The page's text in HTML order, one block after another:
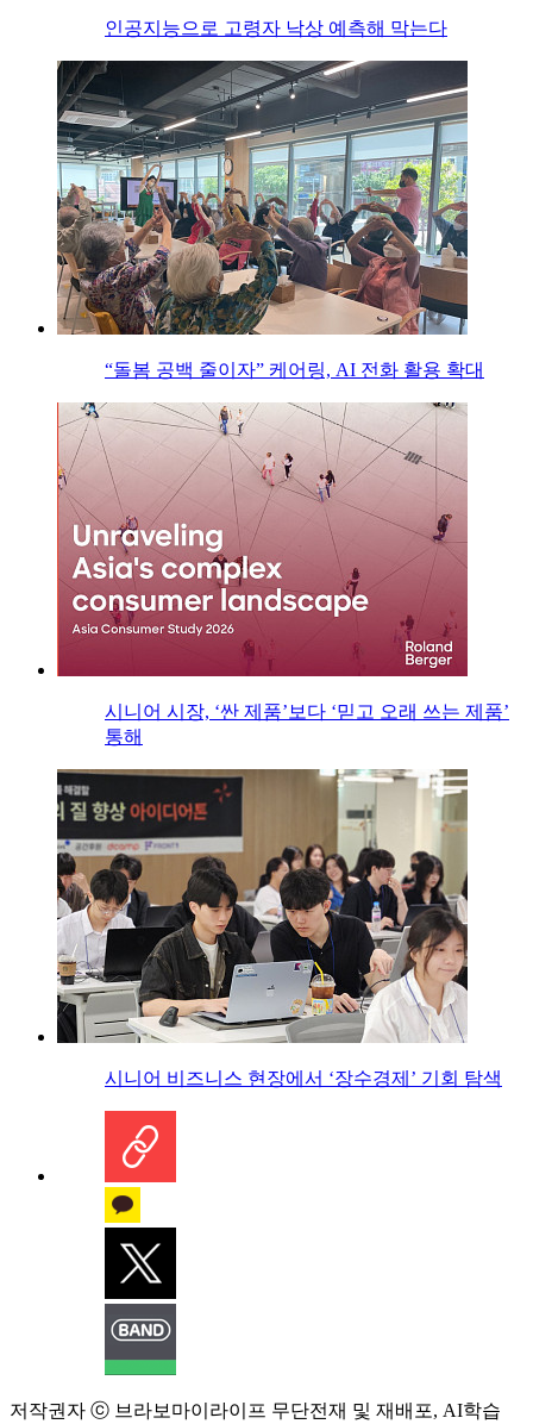
인공지능으로 고령자 낙상 예측해 막는다
“돌봄 공백 줄이자” 케어링, AI 전화 활용 확대
시니어 시장, ‘싼 제품’보다 ‘믿고 오래 쓰는 제품’
통해
시니어 비즈니스 현장에서 ‘장수경제’ 기회 탐색
저작권자 ⓒ 브라보마이라이프 무단전재 및 재배포, AI학습